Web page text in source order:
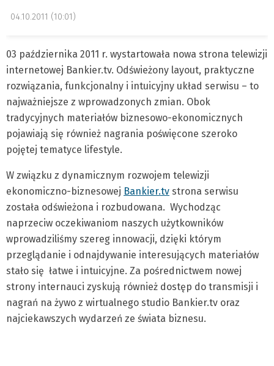
04.10.2011 (10:01)
03 października 2011 r. wystartowała nowa strona telewizji
internetowej Bankier.tv. Odświeżony layout, praktyczne
rozwiązania, funkcjonalny i intuicyjny układ serwisu – to
najważniejsze z wprowadzonych zmian. Obok
tradycyjnych materiałów biznesowo-ekonomicznych
pojawiają się również nagrania poświęcone szeroko
pojętej tematyce lifestyle.
W związku z dynamicznym rozwojem telewizji
ekonomiczno-biznesowej Bankier.tv strona serwisu
została odświeżona i rozbudowana. Wychodząc
naprzeciw oczekiwaniom naszych użytkowników
wprowadziliśmy szereg innowacji, dzięki którym
przeglądanie i odnajdywanie interesujących materiałów
stało się łatwe i intuicyjne. Za pośrednictwem nowej
strony internauci zyskują również dostęp do transmisji i
nagrań na żywo z wirtualnego studio Bankier.tv oraz
najciekawszych wydarzeń ze świata biznesu.